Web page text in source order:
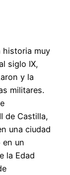
historia muy
siglo IX,
y la
militares.
de Castilla,
una ciudad
un
la Edad